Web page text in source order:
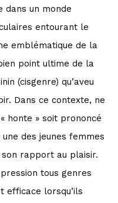
dans un monde
entourant le
emblématique de la
point ultime de la
(cisgenre) qu’aveu
Dans ce contexte, ne
honte » soit prononcé
des jeunes femmes
rapport au plaisir.
tous genres
efficace lorsqu’ils